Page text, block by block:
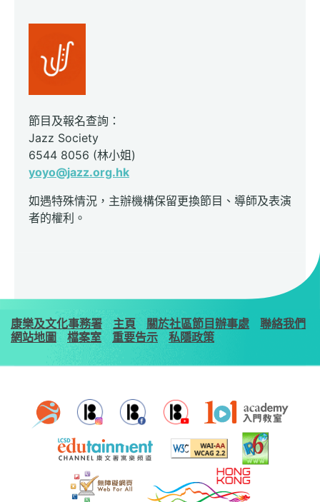
節目及報名查詢：
Jazz Society
6544 8056 (林小姐)
yoyo@jazz.org.hk
如遇特殊情況，主辦機構保留更換節目、導師及表演
者的權利。
康樂及文化事務署 主頁 關於社區節目辦事處
聯絡我們
網站地圖
檔案室 重要告示 私隱政策